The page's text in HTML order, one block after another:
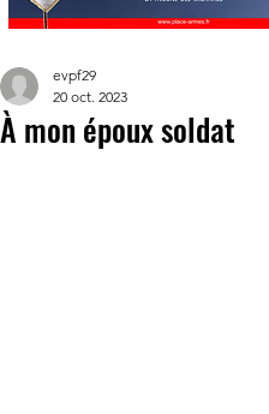
À mon époux soldat
evpf29
20 oct. 2023